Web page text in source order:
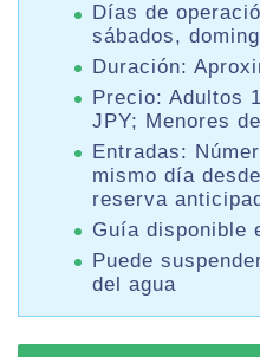
Días de
sábados,
Duración:
Precio: Adultos
JPY; Menores
Entradas:
mismo día
reserva
Guía disponible
Puede
del agua